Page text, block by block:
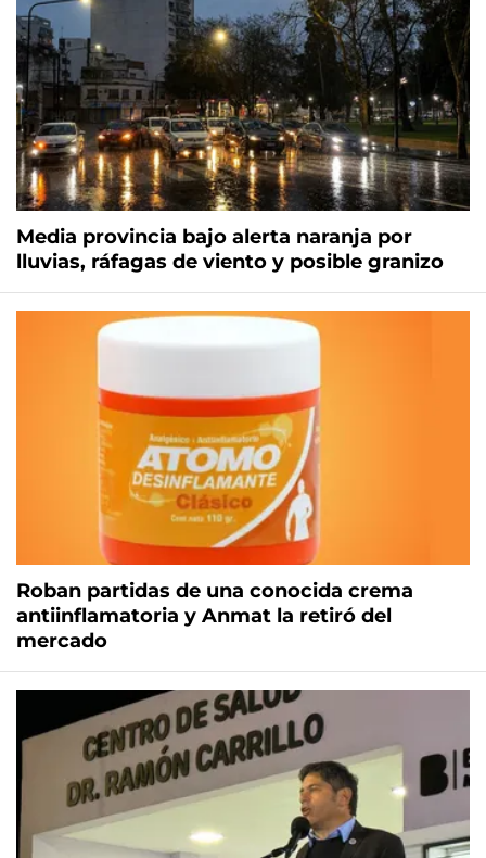
Media provincia bajo alerta naranja por
lluvias, ráfagas de viento y posible granizo
Roban partidas de una conocida crema
antiinflamatoria y Anmat la retiró del
mercado